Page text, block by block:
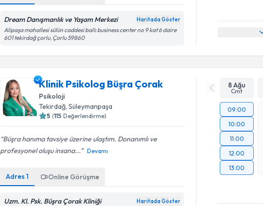
Dream Danışmanlık ve Yaşam Merkezi Haritada Göster
Alipaşa mahallesi sülün caddesi ballı business center no 9 kat 6 daire
601 tekirdağ çorlu, Çorlu 59860
Klinik Psikolog Büşra Çorak
Psikoloji
Tekirdağ , Süleymanpaşa
5 (115 Değerlendirme)
Büşra hanıma tavsiye üzerine ulaştım. Donanımlı ve
profesyonel oluşu insana...
Devamı
Adres1 Online Görüşme
Uzm. Kl. Psk. Büşra Çorak Kliniği Haritada Göster
8 Ağu
Cmt
09:00
10:00
11:00
12:00
13:00